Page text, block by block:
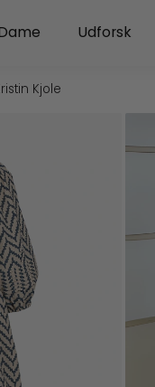
Herre Open Dame
Udforsk
Kjole